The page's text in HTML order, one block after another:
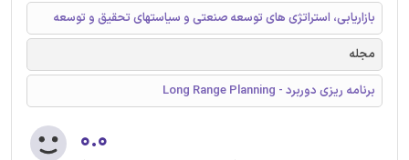
بازاریابی، استراتژی های توسعه صنعتی و سیاستهای تحقیق و توسعه
مجله
برنامه ریزی دوربرد - Long Range Planning
۰.۰